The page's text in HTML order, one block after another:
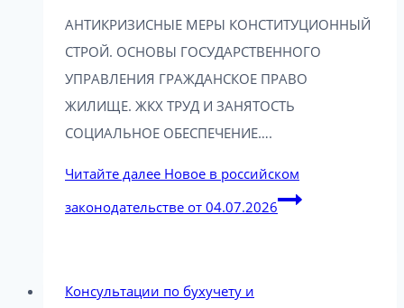
АНТИКРИЗИСНЫЕ МЕРЫ КОНСТИТУЦИОННЫЙ
СТРОЙ. ОСНОВЫ ГОСУДАРСТВЕННОГО
УПРАВЛЕНИЯ ГРАЖДАНСКОЕ ПРАВО
ЖИЛИЩЕ. ЖКХ ТРУД И ЗАНЯТОСТЬ
СОЦИАЛЬНОЕ ОБЕСПЕЧЕНИЕ….
Читайте далее Новое в российском
законодательстве от 04.07.2026
Консультации по бухучету и